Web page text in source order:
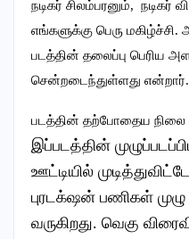
நடிகர் சிலம்பரனும், நடிகர்
எங்களுக்கு பெரு
படத்தின் தலைப்பு பெரிய
சென்றடைந்துள்ளது என்றார்.
படத்தின் தற்போதைய நிலை
இப்படத்தின்
ஊட்டியில்
புரடக்‌ஷன் பணிகள்
வருகிறது. வெகு